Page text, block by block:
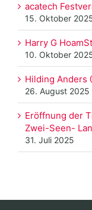
acatech
15. Oktober
Harry G
10. Oktober
Hilding Anders
26. August 2025
Eröffnung der
Zwei-Seen-
31. Juli 2025